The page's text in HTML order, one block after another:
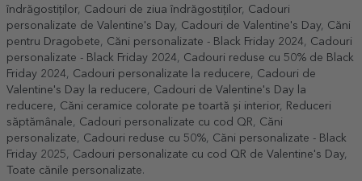
îndrăgostiților, Cadouri de ziua îndrăgostiților, Cadouri
personalizate de Valentine's Day, Cadouri de Valentine's Day, Căni
pentru Dragobete
Căni personalizate - Black Friday 2024
Cadouri
personalizate - Black Friday 2024
Cadouri reduse cu 50% de Black
Friday 2024
Cadouri personalizate la reducere
Cadouri de
Valentine's Day la reducere
Cadouri de Valentine's Day la
reducere
Căni ceramice colorate pe toartă și interior,
Reduceri
săptămânale
Cadouri personalizate cu cod QR
Căni
personalizate
Cadouri reduse cu 50%
Căni personalizate - Black
Friday 2025
Cadouri personalizate cu cod QR de Valentine's Day,
Toate cănile personalizate.